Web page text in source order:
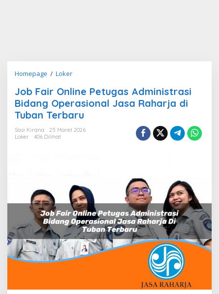
Homepage / LokerJob
Online
Petugas
Administrasi
Operasional
Job Fair Online Petugas Administrasi
Bidang Operasional Jasa Raharja di
Tuban Terbaru
Sasi Kirana
25 Maret 2026
Loker
406 Dilihat